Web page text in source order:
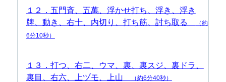
１２．五門斉、五萬、浮かせ打ち、浮き、浮き
牌、動き、右十、内切り、打ち筋、討ち取る
（約
6分10秒）
１３．打つ、右二、ウマ、裏、裏スジ、裏ドラ、
裏目、右六、上ヅモ、上山
（約6分40秒）